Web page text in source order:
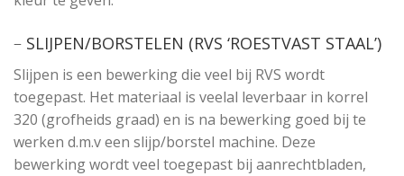
– SLIJPEN/BORSTELEN (RVS ‘ROESTVAST STAAL’)
Slijpen is een bewerking die veel bij RVS wordt
toegepast. Het materiaal is veelal leverbaar in korrel
320 (grofheids graad) en is na bewerking goed bij te
werken d.m.v een slijp/borstel machine. Deze
bewerking wordt veel toegepast bij aanrechtbladen,